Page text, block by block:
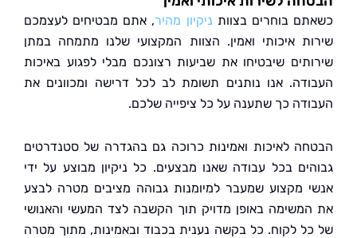
בוחרים בצוותניקיון מהיר, אתם מבטיחים לעצמכם
איכותי ואמין. הצוות המקצועי שלנו מתמחה במתן
שיבטיחו את שביעות רצונכם מבלי לפגוע באיכות
אנו נותנים תשומת לב לכל דרישה ומכוונים את
כך שתענה על כל ציפייה שלכם.
לאיכות ואמינות כרוכה גם בהגדרה של סטנדרטים
בכל עבודה שאנו מבצעים. כל ניקיון מבוצע על ידי
מקצוע שמעבר למיומנות גבוהה מציבים מטרה לבצע
באופן מדויק תוך הקשבה לצד המעשי והאנושי
לקוח. כל בקשה נענית בכבוד ובאמינות, מתוך מטרה